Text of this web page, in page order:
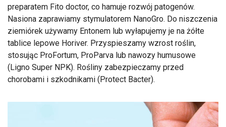
preparatem Fito doctor, co hamuje rozwój patogenów.
Nasiona zaprawiamy stymulatorem NanoGro. Do niszczenia
ziemiórek używamy Entonem lub wyłapujemy je na żółte
tablice lepowe Horiver. Przyspieszamy wzrost roślin,
stosując ProFortum, ProParva lub nawozy humusowe
(Ligno Super NPK). Rośliny zabezpieczamy przed
chorobami i szkodnikami (Protect Bacter).